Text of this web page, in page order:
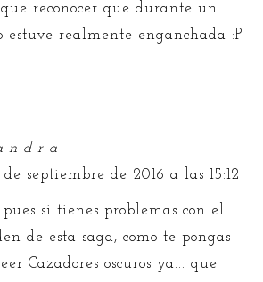
que reconocer que durante un
estuve realmente enganchada :P
n d r a
de septiembre de 2016 a las 15:12
pues si tienes problemas con el
de esta saga, como te pongas
Cazadores oscuros ya... que